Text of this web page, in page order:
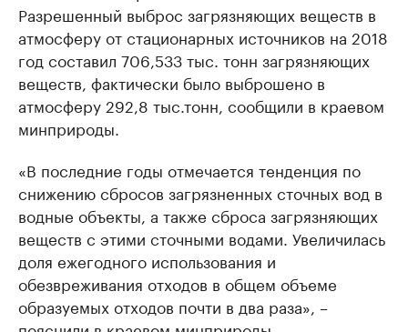
Разрешенный выброс загрязняющих веществ в
атмосферу от стационарных источников на 2018
год составил 706,533 тыс. тонн загрязняющих
веществ, фактически было выброшено в
атмосферу 292,8 тыс.тонн, сообщили в краевом
минприроды.
«В последние годы отмечается тенденция по
снижению сбросов загрязненных сточных вод в
водные объекты, а также сброса загрязняющих
веществ с этими сточными водами. Увеличилась
доля ежегодного использования и
обезвреживания отходов в общем объеме
образуемых отходов почти в два раза», –